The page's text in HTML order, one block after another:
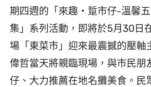
期四週的「來趣・踅市仔-溫馨
集」系列活動，即將於5月30日
場「東菜市」迎來最震撼的壓軸
偉哲當天將親臨現場，與市民朋
仔、大力推薦在地名攤美食。民